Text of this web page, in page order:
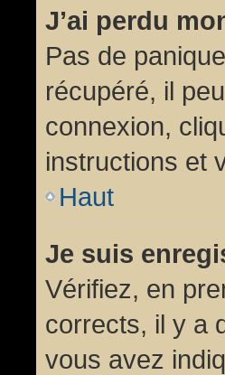
J’ai perdu
Pas de
récupéré, il
connexion,
instructions et
Haut
Je suis
Vérifiez, en
corrects, il y a
vous avez